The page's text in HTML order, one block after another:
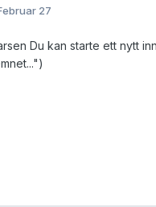
27
Du kan starte ett nytt